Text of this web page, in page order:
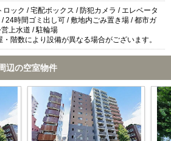
ロック / 宅配ボックス / 防犯カメラ / エレベータ
/ 24時間ゴミ出し可 / 敷地内ごみ置き場 / 都市ガ
営上水道 / 駐輪場
階数により設備が異なる場合がございます。
辺の空室物件